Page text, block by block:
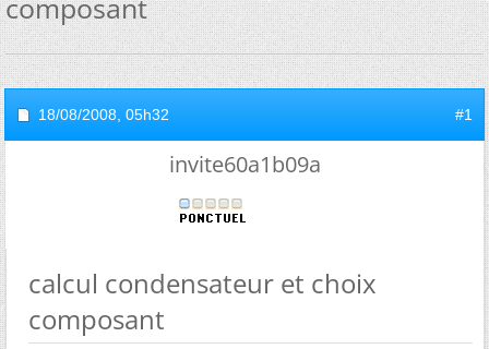
composant
18/08/2008, 05h32 #1
invite60a1b09a
calcul condensateur et choix
composant